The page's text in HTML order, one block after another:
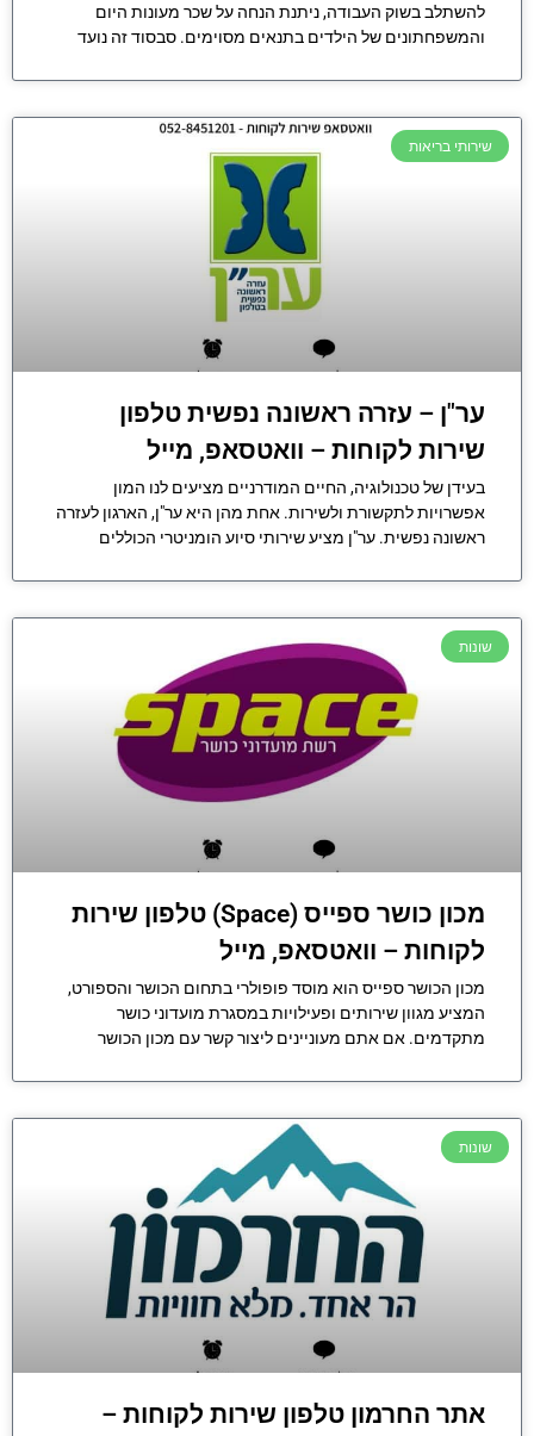
להשתלב בשוק העבודה, ניתנת הנחה על שכר מעונות היום
והמשפחתונים של הילדים בתנאים מסוימים. סבסוד זה נועד
שירותי בריאות
ער"ן – עזרה ראשונה נפשית טלפון
שירות לקוחות – וואטסאפ, מייל
בעידן של טכנולוגיה, החיים המודרניים מציעים לנו המון
אפשרויות לתקשורת ולשירות. אחת מהן היא ער"ן, הארגון לעזרה
ראשונה נפשית. ער"ן מציע שירותי סיוע הומניטרי הכוללים
שונות
מכון כושר ספייס (Space) טלפון שירות
לקוחות – וואטסאפ, מייל
מכון הכושר ספייס הוא מוסד פופולרי בתחום הכושר והספורט,
המציע מגוון שירותים ופעילויות במסגרת מועדוני כושר
מתקדמים. אם אתם מעוניינים ליצור קשר עם מכון הכושר
שונות
אתר החרמון טלפון שירות לקוחות –